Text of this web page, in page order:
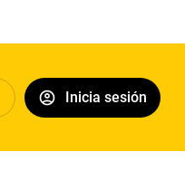
Inicia sesión